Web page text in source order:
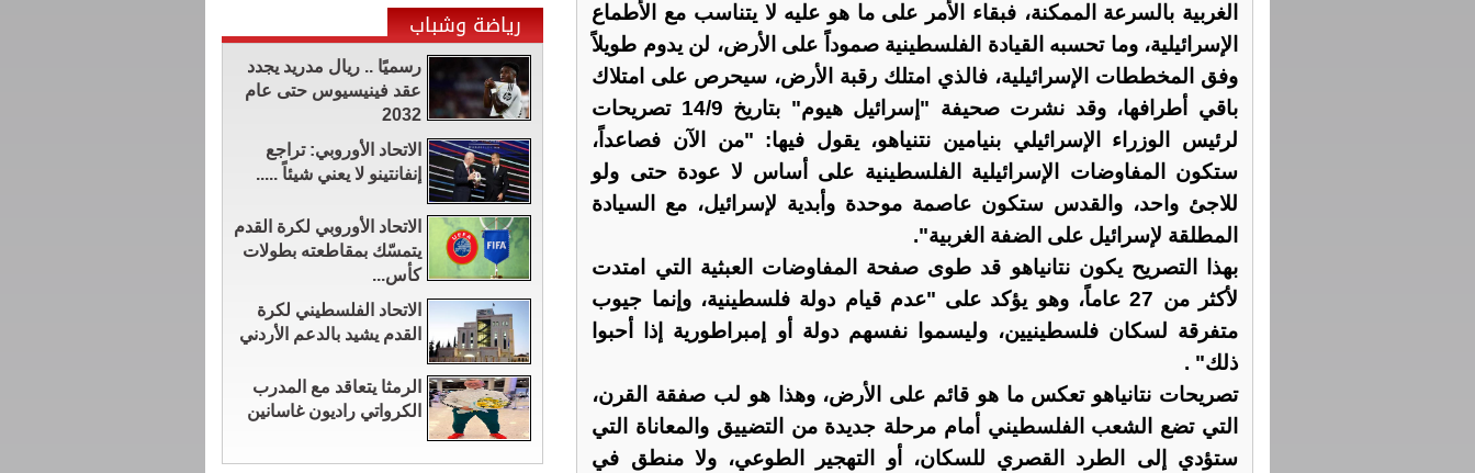
الغربية بالسرعة الممكنة، فبقاء الأمر على ما هو عليه لا يتناسب مع الأطماع
الإسرائيلية، وما تحسبه القيادة الفلسطينية صموداً على الأرض، لن يدوم طويلاً
وفق المخططات الإسرائيلية، فالذي امتلك رقبة الأرض، سيحرص على امتلاك
باقي أطرافها، وقد نشرت صحيفة "إسرائيل هيوم" بتاريخ 14/9 تصريحات
لرئيس الوزراء الإسرائيلي بنيامين نتنياهو، يقول فيها: "من الآن فصاعداً،
ستكون المفاوضات الإسرائيلية الفلسطينية على أساس لا عودة حتى ولو
للاجئ واحد، والقدس ستكون عاصمة موحدة وأبدية لإسرائيل، مع السيادة
المطلقة لإسرائيل على الضفة الغربية".
بهذا التصريح يكون نتانياهو قد طوى صفحة المفاوضات العبثية التي امتدت
لأكثر من 27 عاماً، وهو يؤكد على "عدم قيام دولة فلسطينية، وإنما جيوب
متفرقة لسكان فلسطينيين، وليسموا نفسهم دولة أو إمبراطورية إذا أحبوا
ذلك" .
تصريحات نتانياهو تعكس ما هو قائم على الأرض، وهذا هو لب صفقة القرن،
التي تضع الشعب الفلسطيني أمام مرحلة جديدة من التضييق والمعاناة التي
ستؤدي إلى الطرد القصري للسكان، أو التهجير الطوعي، ولا منطق في
رياضة وشباب
رسميًا .. ريال مدريد يجدد
عقد فينيسيوس حتى عام
2032
الاتحاد الأوروبي: تراجع
إنفانتينو لا يعني شيئاً .....
الاتحاد الأوروبي لكرة القدم
يتمسّك بمقاطعته بطولات
كأس...
الاتحاد الفلسطيني لكرة
القدم يشيد بالدعم الأردني
الرمثا يتعاقد مع المدرب
الكرواتي راديون غاسانين